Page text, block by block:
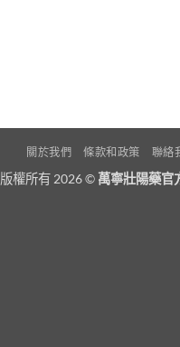
關於我們 條款和政策 聯絡
版權所有 2026 © 萬寧壯陽藥官